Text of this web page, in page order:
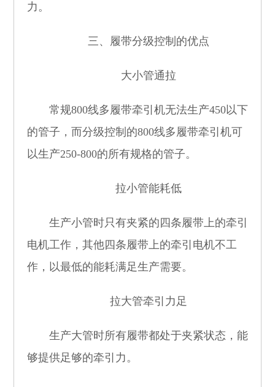
力。
三、履带分级控制的优点
大小管通拉
常规800线多履带牵引机无法生产450以下
的管子，而分级控制的800线多履带牵引机可
以生产250-800的所有规格的管子。
拉小管能耗低
生产小管时只有夹紧的四条履带上的牵引
电机工作，其他四条履带上的牵引电机不工
作，以最低的能耗满足生产需要。
拉大管牵引力足
生产大管时所有履带都处于夹紧状态，能
够提供足够的牵引力。